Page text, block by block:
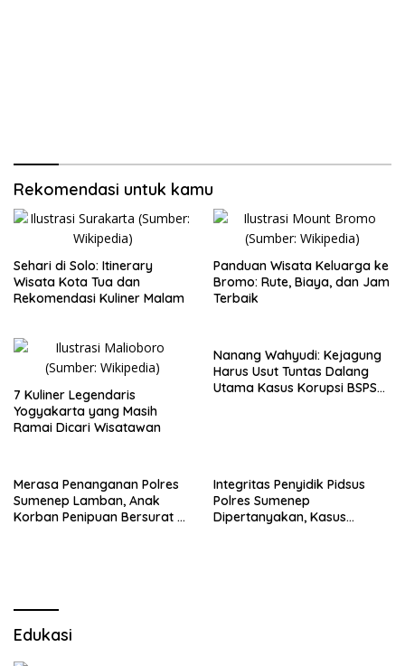
Rekomendasi untuk kamu
Sehari di Solo: Itinerary
Wisata Kota Tua dan
Rekomendasi Kuliner Malam
Panduan Wisata Keluarga ke
Bromo: Rute, Biaya, dan Jam
Terbaik
7 Kuliner Legendaris
Yogyakarta yang Masih
Ramai Dicari Wisatawan
Nanang Wahyudi: Kejagung
Harus Usut Tuntas Dalang
Utama Kasus Korupsi BSPS
Merasa Penanganan Polres
Sumenep Lamban, Anak
Korban Penipuan Bersurat ke
Integritas Penyidik Pidsus
Polres Sumenep
Dipertanyakan, Kasus
Edukasi